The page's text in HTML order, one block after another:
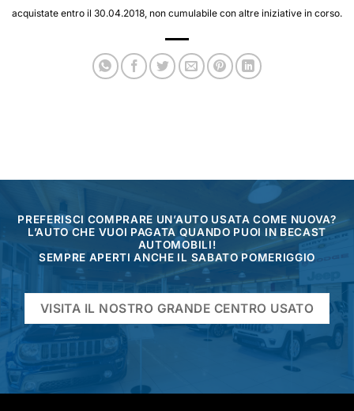
acquistate entro il 30.04.2018, non cumulabile con altre iniziative in corso.
PREFERISCI COMPRARE UN’AUTO USATA COME NUOVA?
L’AUTO CHE VUOI PAGATA QUANDO PUOI IN BECAST
AUTOMOBILI!
SEMPRE APERTI ANCHE IL SABATO POMERIGGIO
VISITA IL NOSTRO GRANDE CENTRO USATO